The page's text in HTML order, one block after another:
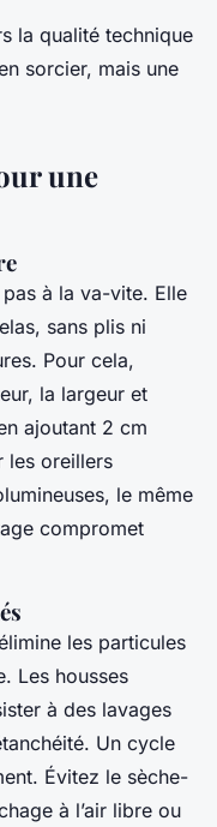
la qualité technique
sorcier, mais une
une
pas à la va-vite. Elle
sans plis ni
Pour cela,
la largeur et
ajoutant 2 cm
les oreillers
le même
compromet
les particules
Les housses
à des lavages
Un cycle
Évitez le sèche-
à l’air libre ou